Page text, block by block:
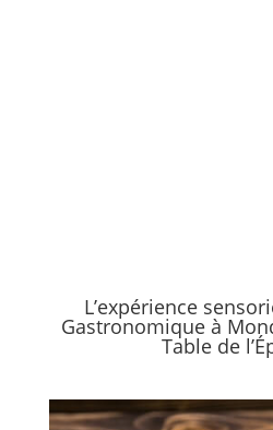
L’expérience
Gastronomique à
Table de